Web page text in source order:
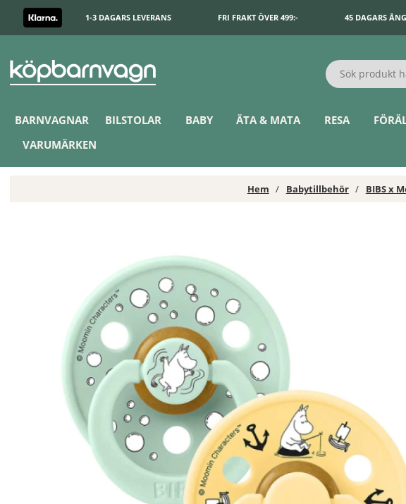
1-3 DAGARS LEVERANS FRI FRAKT ÖVER 499:- 45 DAGARS
BARNVAGNAR BILSTOLAR BABY ÄTA & MATA RESA
VARUMÄRKEN
Hem Babytillbehör BIBS x